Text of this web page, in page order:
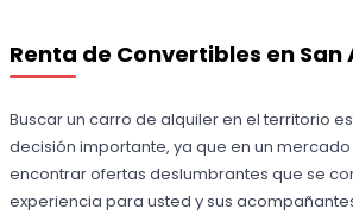
Renta de Convertibles en San
Buscar un carro de alquiler en el territorio
decisión importante, ya que en un
encontrar ofertas deslumbrantes que se
experiencia para usted y sus